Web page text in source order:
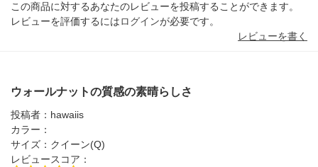
この商品に対するあなたのレビューを投稿することができます。
レビューを評価するにはログインが必要です。
レビューを書く
ウォールナットの質感の素晴らしさ
投稿者： hawaiis
カラー：
サイズ： クイーン(Q)
レビュースコア：